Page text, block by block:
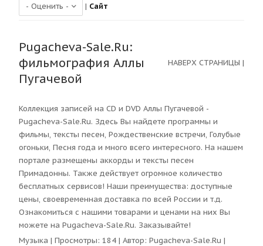
| Сайт
Pugacheva-Sale.Ru:
фильмография Аллы
Пугачевой
НАВЕРХ СТРАНИЦЫ |
Коллекция записей на CD и DVD Аллы Пугачевой -
Pugacheva-Sale.Ru. Здесь Вы найдете программы и
фильмы, тексты песен, Рождественские встречи, Голубые
огоньки, Песня года и много всего интересного. На нашем
портале размещены аккорды и тексты песен
Примадонны. Также действует огромное количество
бесплатных сервисов! Наши преимущества: доступные
цены, своевременная доставка по всей России и т.д.
Ознакомиться с нашими товарами и ценами на них Вы
можете на Pugacheva-Sale.Ru. Заказывайте!
Музыка | Просмотры: 184 | Автор: Pugacheva-Sale.Ru |